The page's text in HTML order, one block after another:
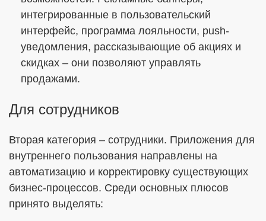
интегрированные в пользовательский
интерфейс, программа лояльности, push-
уведомления, рассказывающие об акциях и
скидках – они позволяют управлять
продажами.
Для сотрудников
Вторая категория – сотрудники. Приложения для
внутреннего пользования направлены на
автоматизацию и корректировку существующих
бизнес-процессов. Среди основных плюсов
принято выделять: